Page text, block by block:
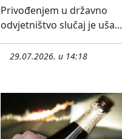
Privođenjem u državno
odvjetništvo slučaj je uša...
29.07.2026. u 14:18